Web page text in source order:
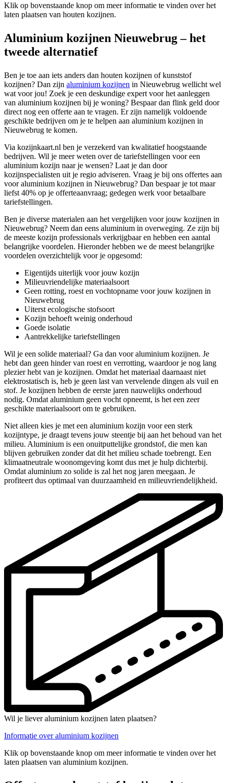
Klik op bovenstaande knop om meer informatie te vinden over het
laten plaatsen van houten kozijnen.
Aluminium kozijnen Nieuwebrug – het
tweede alternatief
Ben je toe aan iets anders dan houten kozijnen of kunststof
kozijnen? Dan zijn aluminium kozijnen in Nieuwebrug wellicht wel
wat voor jou! Zoek je een deskundige expert voor het aanleggen
van aluminium kozijnen bij je woning? Bespaar dan flink geld door
direct nog een offerte aan te vragen. Er zijn namelijk voldoende
geschikte bedrijven om je te helpen aan aluminium kozijnen in
Nieuwebrug te komen.
Via kozijnkaart.nl ben je verzekerd van kwalitatief hoogstaande
bedrijven. Wil je meer weten over de tariefstellingen voor een
aluminium kozijn naar je wensen? Laat je dan door
kozijnspecialisten uit je regio adviseren. Vraag je bij ons offertes aan
voor aluminium kozijnen in Nieuwebrug? Dan bespaar je tot maar
liefst 40% op je offerteaanvraag; gedegen werk voor betaalbare
tariefstellingen.
Ben je diverse materialen aan het vergelijken voor jouw kozijnen in
Nieuwebrug? Neem dan eens aluminium in overweging. Ze zijn bij
de meeste kozijn professionals verkrijgbaar en hebben een aantal
belangrijke voordelen. Hieronder hebben we de meest belangrijke
voordelen overzichtelijk voor je opgesomd:
Eigentijds uiterlijk voor jouw kozijn
Milieuvriendelijke materiaalsoort
Geen rotting, roest en vochtopname voor jouw kozijnen in
Nieuwebrug
Uiterst ecologische stofsoort
Kozijn behoeft weinig onderhoud
Goede isolatie
Aantrekkelijke tariefstellingen
Wil je een solide materiaal? Ga dan voor aluminium kozijnen. Je
hebt dan geen hinder van roest en verrotting, waardoor je nog lang
plezier hebt van je kozijnen. Omdat het materiaal daarnaast niet
elektrostatisch is, heb je geen last van vervelende dingen als vuil en
stof. Je kozijnen hebben de eerste jaren nauwelijks onderhoud
nodig. Omdat aluminium geen vocht opneemt, is het een zeer
geschikte materiaalsoort om te gebruiken.
Niet alleen kies je met een aluminium kozijn voor een sterk
kozijntype, je draagt tevens jouw steentje bij aan het behoud van het
milieu. Aluminium is een onuitputtelijke grondstof, die men kan
blijven gebruiken zonder dat dit het milieu schade toebrengt. Een
klimaatneutrale woonomgeving komt dus met je hulp dichterbij.
Omdat aluminium zo solide is zal het nog jaren meegaan. Je
profiteert dus optimaal van duurzaamheid en milieuvriendelijkheid.
Wil je liever aluminium kozijnen laten plaatsen?
Informatie over aluminium kozijnen
Klik op bovenstaande knop om meer informatie te vinden over het
laten plaatsen van aluminium kozijnen.